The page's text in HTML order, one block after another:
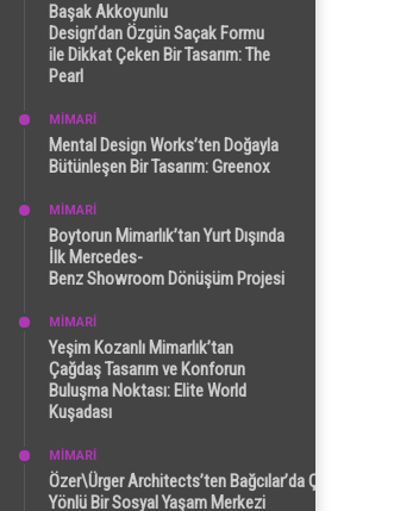
Başak Akkoyunlu
Design’dan Özgün Saçak Formu
ile Dikkat Çeken Bir Tasarım: The
Pearl
MİMARİ
Mental Design Works’ten Doğayla
Bütünleşen Bir Tasarım: Greenox
MİMARİ
Boytorun Mimarlık’tan Yurt Dışında
İlk Mercedes-
Benz Showroom Dönüşüm Projesi
MİMARİ
Yeşim Kozanlı Mimarlık’tan
Çağdaş Tasarım ve Konforun
Buluşma Noktası: Elite World
Kuşadası
MİMARİ
Özer\Ürger Architects’ten Bağcılar’da Çok
Yönlü Bir Sosyal Yaşam Merkezi